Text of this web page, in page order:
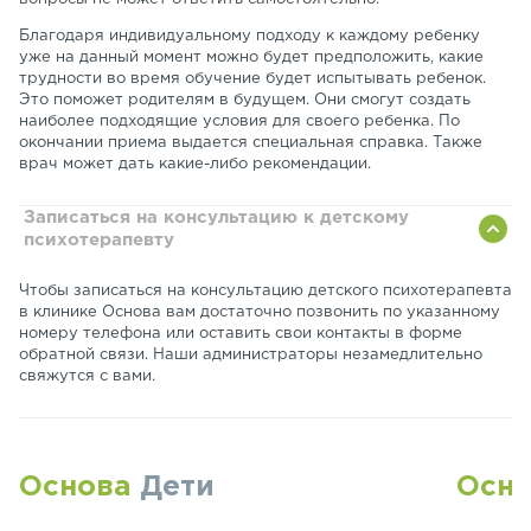
Благодаря индивидуальному подходу к каждому ребенку
уже на данный момент можно будет предположить, какие
трудности во время обучение будет испытывать ребенок.
Это поможет родителям в будущем. Они смогут создать
наиболее подходящие условия для своего ребенка. По
окончании приема выдается специальная справка. Также
врач может дать какие-либо рекомендации.
Записаться на консультацию к детскому
психотерапевту
Чтобы записаться на консультацию детского психотерапевта
в клинике Основа вам достаточно позвонить по указанному
номеру телефона или оставить свои контакты в форме
обратной связи. Наши администраторы незамедлительно
свяжутся с вами.
Основа Дети